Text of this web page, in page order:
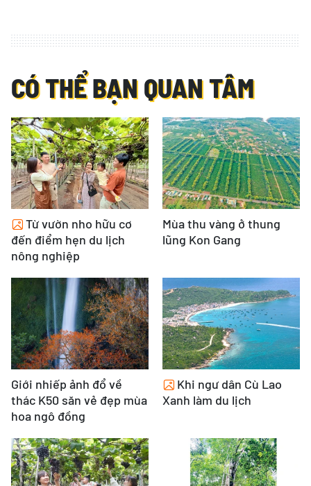
CÓ THỂ BẠN QUAN TÂM
Từ vườn nho hữu cơ
đến điểm hẹn du lịch
nông nghiệp
Mùa thu vàng ở thung
lũng Kon Gang
Giới nhiếp ảnh đổ về
thác K50 săn vẻ đẹp mùa
hoa ngô đồng
Khi ngư dân Cù Lao
Xanh làm du lịch